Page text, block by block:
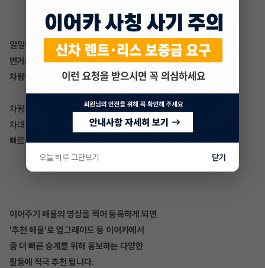
일일히 차량 정보 등록했던
번거로움은 이제 NO!
차량 번호만 등록하면 간편 등록 성공!
차량 번호만으로 내 차 시세부터 차량 등급,
차대 번호, 연식 등을 이어카에서 더 쉽고
빠르게 확인해보세요~!
이어주기 매물의 영상을 찍어 등록하게 되면
'추천 매물'로 업그레이드 등 이어카에서
좀 더 빠른 승계를 위해 홍보하는 다양한
활동에 적극 추천 됩니다.
오늘 하루 그만보기 닫기